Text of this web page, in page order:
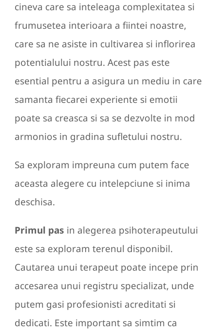
cineva care sa inteleaga complexitatea si
frumusetea interioara a fiintei noastre,
care sa ne asiste in cultivarea si inflorirea
potentialului nostru. Acest pas este
esential pentru a asigura un mediu in care
samanta fiecarei experiente si emotii
poate sa creasca si sa se dezvolte in mod
armonios in gradina sufletului nostru.
Sa exploram impreuna cum putem face
aceasta alegere cu intelepciune si inima
deschisa.
Primul pas in alegerea psihoterapeutului
este sa exploram terenul disponibil.
Cautarea unui terapeut poate incepe prin
accesarea unui registru specializat, unde
putem gasi profesionisti acreditati si
dedicati. Este important sa simtim ca